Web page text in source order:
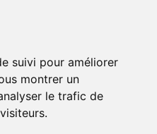
suivi pour améliorer
montrer un
le trafic de